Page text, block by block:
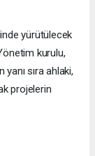
yürütülecek
kurulu,
sıra ahlaki,
projelerin